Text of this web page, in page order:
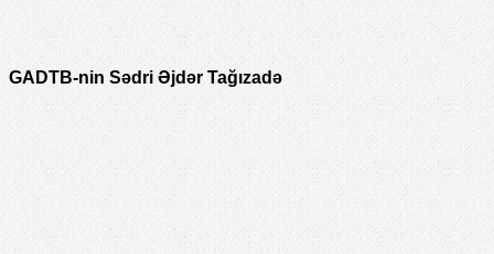
GADTB-nin Sədri Əjdər Tağızadə